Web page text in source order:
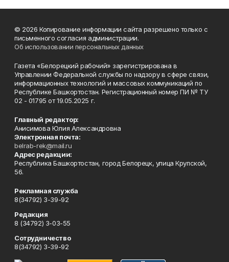
© 2026 Копирование информации сайта разрешено только с
письменного согласия администрации.
Об использовании персональных данных
Газета «Белорецкий рабочий» зарегистрирована в
Управлении Федеральной службы по надзору в сфере связи,
информационных технологий и массовых коммуникаций по
Республике Башкортостан. Регистрационный номер ПИ № ТУ
02 - 01795 от 19.05.2025 г.
Главный редактор:
Анисимова Юлия Александровна
Электронная почта:
belrab-rek@mail.ru
Адрес редакции:
Республика Башкортостан, город Белорецк, улица Крупской,
56.
Рекламная служба
8(34792) 3-39-92
Редакция
8 (34792) 3-03-55
Сотрудничество
8(34792) 3-39-92